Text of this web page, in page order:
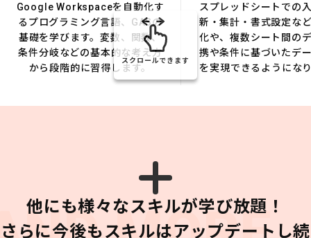
Google Workspaceを自動化す
るプログラミング言語、GASの
基礎を学びます。変数、関数、
条件分岐などの基本的な考え方
から段階的に習得します。
スプレッドシートでの
新・集計・書式設定な
化や、複数シート間の
携や条件に基づいたデ
を実現できるようにな
スクロールできます
他にも様々なスキルが学び放題！
さらに今後もスキルはアップデートし続